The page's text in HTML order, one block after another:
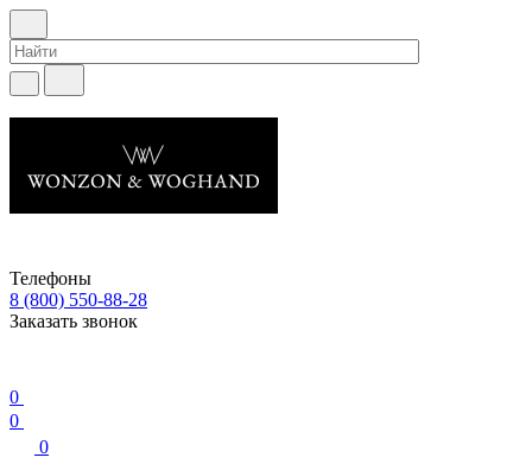
Телефоны
8 (800) 550-88-28
Заказать звонок
0
0
0